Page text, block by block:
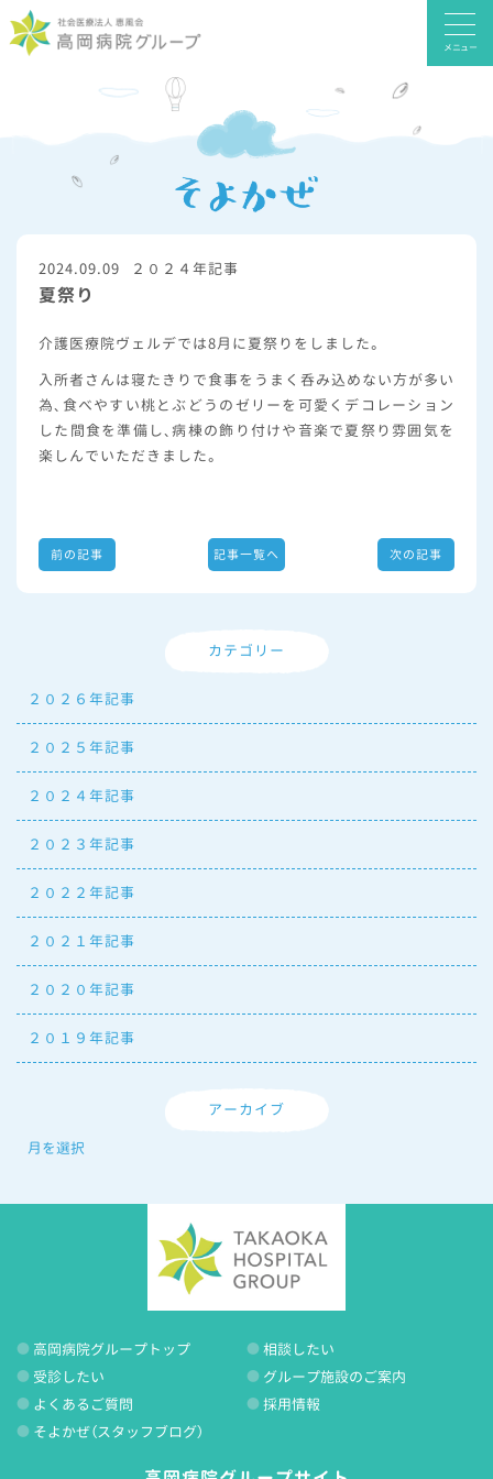
メニュー
2024.09.09 ２０２４年記事
夏祭り
介護医療院ヴェルデでは8月に夏祭りをしました。
入所者さんは寝たきりで食事をうまく呑み込めない方が多い
為、食べやすい桃とぶどうのゼリーを可愛くデコレーション
した間食を準備し、病棟の飾り付けや音楽で夏祭り雰囲気を
楽しんでいただきました。
前の記事 次の記事
記事一覧へ
カテゴリー
２０２６年記事
２０２５年記事
２０２４年記事
２０２３年記事
２０２２年記事
２０２１年記事
２０２０年記事
２０１９年記事
アーカイブ
高岡病院グループトップ
相談したい
受診したい
グループ施設のご案内
よくあるご質問
採用情報
そよかぜ（スタッフブログ）